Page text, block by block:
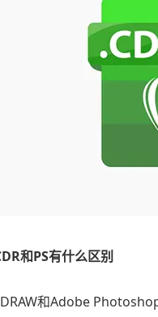
和PS有什么区别
和Adobe